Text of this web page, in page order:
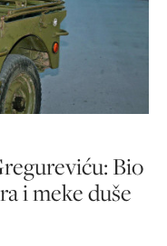
Bio
i meke duše